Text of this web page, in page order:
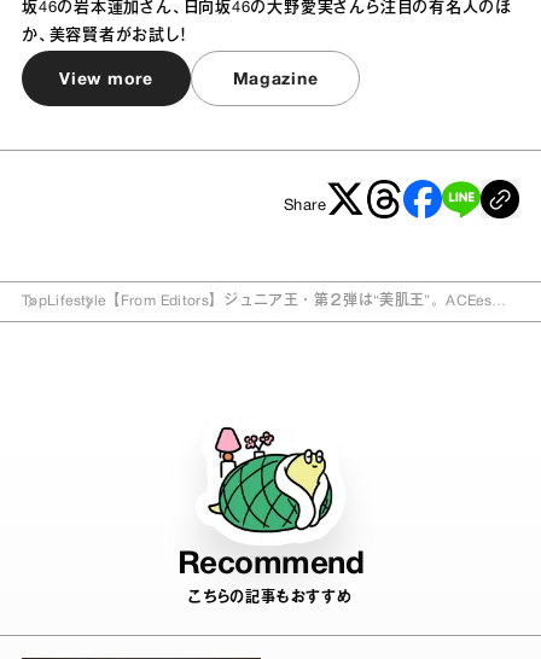
坂46の岩本蓮加さん、日向坂46の大野愛実さんら注目の有名人のほ
か、美容賢者がお試し！
View more Magazine
Share
TopLifestyle 【From Editors】ジュニア王・第２弾は“美肌王”。ACEes・
Recommend
こちらの記事もおすすめ